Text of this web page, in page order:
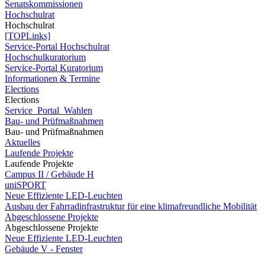
Senatskommissionen
Hochschulrat
Hochschulrat
[TOPLinks]
Service-Portal Hochschulrat
Hochschulkuratorium
Service-Portal Kuratorium
Informationen & Termine
Elections
Elections
Service_Portal_Wahlen
Bau- und Prüfmaßnahmen
Bau- und Prüfmaßnahmen
Aktuelles
Laufende Projekte
Laufende Projekte
Campus II / Gebäude H
uniSPORT
Neue Effiziente LED-Leuchten
Ausbau der Fahrradinfrastruktur für eine klimafreundliche Mobilität
Abgeschlossene Projekte
Abgeschlossene Projekte
Neue Effiziente LED-Leuchten
Gebäude V - Fenster